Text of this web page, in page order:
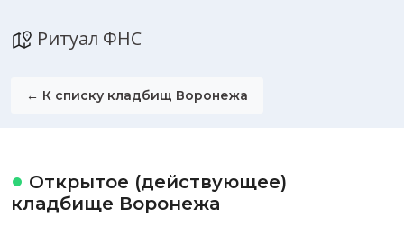
Ритуал ФНС
← К списку кладбищ Воронежа
Открытое (действующее)
кладбище Воронежа